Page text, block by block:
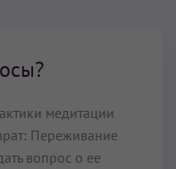
медитации
Переживание
вопрос о ее